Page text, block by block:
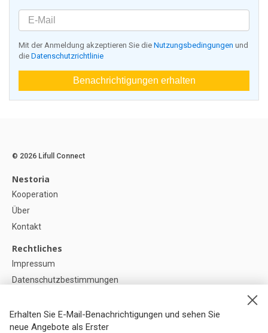
Mit der Anmeldung akzeptieren Sie die Nutzungsbedingungen und
die Datenschutzrichtlinie
Benachrichtigungen erhalten
Erhalten Sie E-Mail-Benachrichtigungen und sehen Sie
neue Angebote als Erster
© 2026 Lifull Connect
Nestoria
Kooperation
Über
Kontakt
Rechtliches
Impressum
Datenschutzbestimmungen
Cookie-Einstellunge